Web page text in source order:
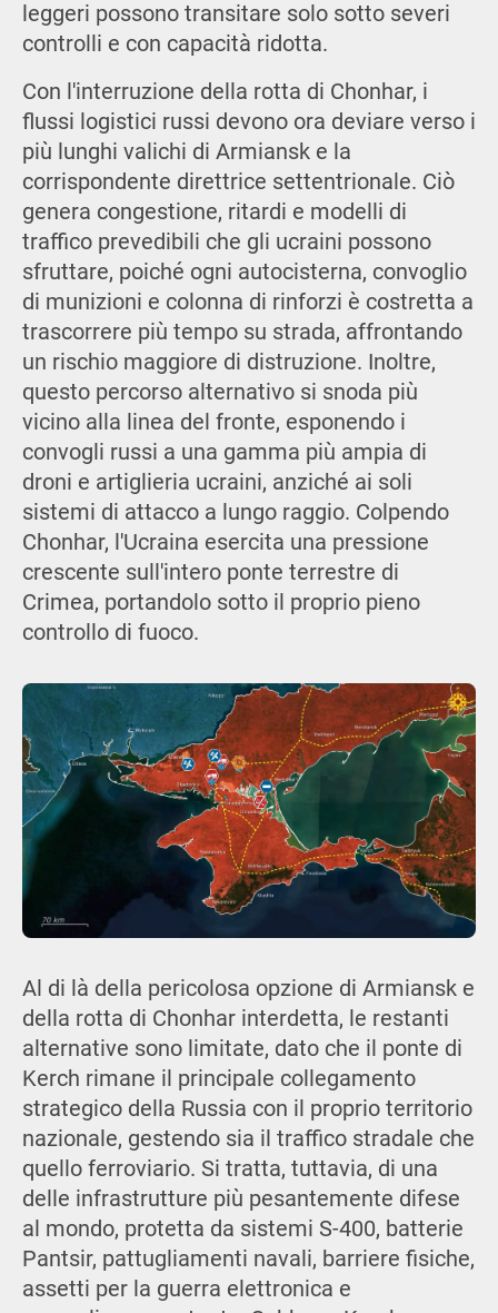
leggeri possono transitare solo sotto severi
controlli e con capacità ridotta.
Con l'interruzione della rotta di Chonhar, i
flussi logistici russi devono ora deviare verso i
più lunghi valichi di Armiansk e la
corrispondente direttrice settentrionale. Ciò
genera congestione, ritardi e modelli di
traffico prevedibili che gli ucraini possono
sfruttare, poiché ogni autocisterna, convoglio
di munizioni e colonna di rinforzi è costretta a
trascorrere più tempo su strada, affrontando
un rischio maggiore di distruzione. Inoltre,
questo percorso alternativo si snoda più
vicino alla linea del fronte, esponendo i
convogli russi a una gamma più ampia di
droni e artiglieria ucraini, anziché ai soli
sistemi di attacco a lungo raggio. Colpendo
Chonhar, l'Ucraina esercita una pressione
crescente sull'intero ponte terrestre di
Crimea, portandolo sotto il proprio pieno
controllo di fuoco.
Al di là della pericolosa opzione di Armiansk e
della rotta di Chonhar interdetta, le restanti
alternative sono limitate, dato che il ponte di
Kerch rimane il principale collegamento
strategico della Russia con il proprio territorio
nazionale, gestendo sia il traffico stradale che
quello ferroviario. Si tratta, tuttavia, di una
delle infrastrutture più pesantemente difese
al mondo, protetta da sistemi S-400, batterie
Pantsir, pattugliamenti navali, barriere fisiche,
assetti per la guerra elettronica e